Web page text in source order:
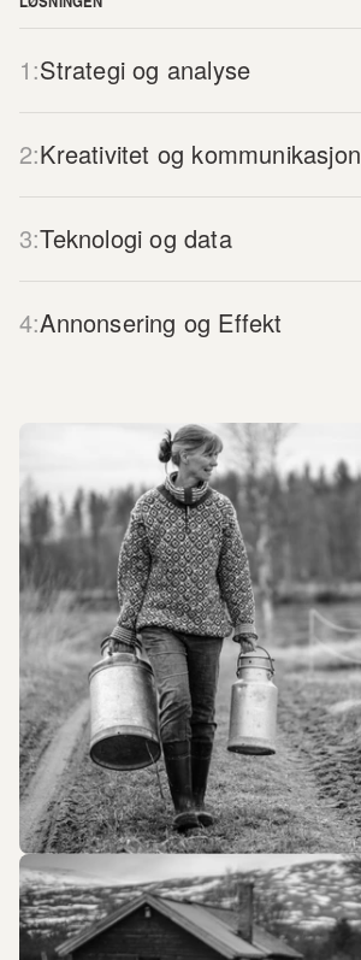
1:Strategi og analyse
2:Kreativitet og kommunikasjon
3:Teknologi og data
4:Annonsering og Effekt